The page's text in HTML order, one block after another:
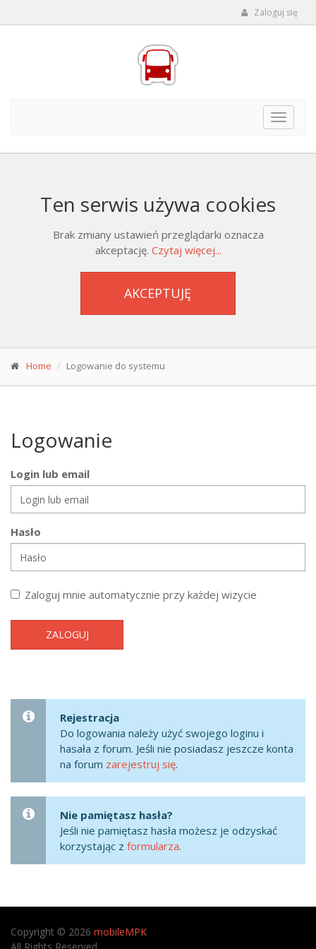
Zaloguj się
Toggle
Ten serwis używa cookies
Brak zmiany ustawień przeglądarki oznacza
akceptację. Czytaj więcej...
AKCEPTUJĘ
Home Logowanie do systemu
Logowanie
Login lub email
Hasło
Zaloguj mnie automatycznie przy każdej wizycie
ZALOGUJ
Rejestracja
Do logowania należy użyć swojego loginu i
hasała z forum. Jeśli nie posiadasz jeszcze konta
na forum zarejestruj się.
Nie pamiętasz hasła?
Jeśli nie pamiętasz hasła możesz je odzyskać
korzystając z formularza.
Copyright © 2026 mobileMPK